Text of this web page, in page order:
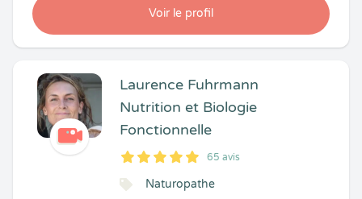
Voir le profil
Laurence Fuhrmann
Nutrition et Biologie
Fonctionnelle
5
1
5
65 65 avis
Naturopathe